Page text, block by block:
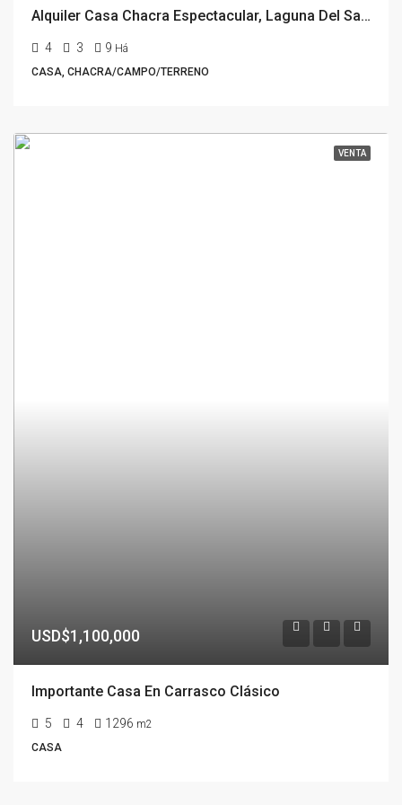
Alquiler Casa Chacra Espectacular, Laguna Del Sauce, Punta del Este
4 3 9 Há
CASA, CHACRA/CAMPO/TERRENO
VENTA
USD$1,100,000
Importante Casa En Carrasco Clásico
5 4 1296 m2
CASA